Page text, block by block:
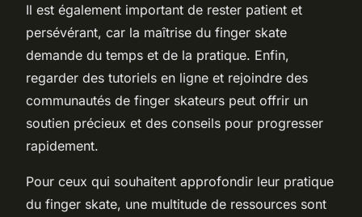
Il est également important de rester patient et
persévérant, car la maîtrise du finger skate
demande du temps et de la pratique. Enfin,
regarder des tutoriels en ligne et rejoindre des
communautés de finger skateurs peut offrir un
soutien précieux et des conseils pour progresser
rapidement.
Pour ceux qui souhaitent approfondir leur pratique
du finger skate, une multitude de ressources sont